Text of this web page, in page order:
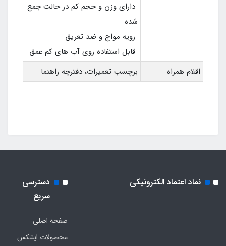
دارای وزن و حجم کم در حالت جمع
شده
رویه مواج و ضد تعریق
قابل استفاده روی آب های کم عمق
اقلام همراه
برچسب تعمیرات، دفترچه راهنما
نماد اعتماد الکترونیکی
دسترسی
سریع
صفحه اصلی
محصولات اینتکس